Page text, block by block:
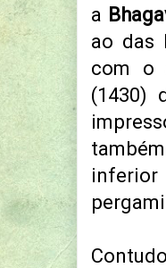
a
ao das
com o
(1430)